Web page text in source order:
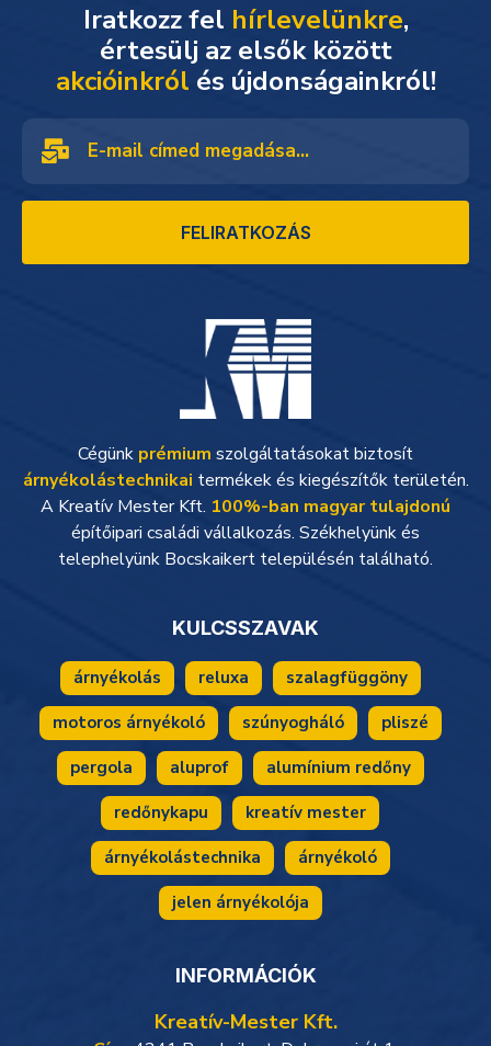
Iratkozz fel hírlevelünkre,
értesülj az elsők között
akcióinkról és újdonságainkról!
FELIRATKOZÁS
Cégünk prémium szolgáltatásokat biztosít
árnyékolástechnikai termékek és kiegészítők területén.
A Kreatív Mester Kft. 100%-ban magyar tulajdonú
építőipari családi vállalkozás. Székhelyünk és
telephelyünk Bocskaikert településén található.
KULCSSZAVAK
árnyékolás reluxa szalagfüggöny
motoros árnyékoló szúnyogháló pliszé
pergola aluprof alumínium redőny
redőnykapu kreatív mester
árnyékolástechnika árnyékoló
jelen árnyékolója
INFORMÁCIÓK
Kreatív-Mester Kft.